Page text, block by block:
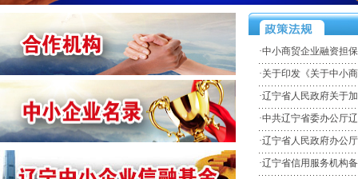
·电子行业，高科技专利技术拥有者的民营企业
某电子行业，高科技专利技术拥有者的民营企业，
销售规模5亿人民币。客户群
·电子行业，某电子消费品的外资企业
某电子行业，电子消费品（液晶电视）的外资企
业，销售规模10亿人民币。客
·中小商贸企业融资担
·关于印发《关于中小
·辽宁省人民政府关于
·中共辽宁省委办公厅
·辽宁省人民政府办公
·辽宁省信用服务机构